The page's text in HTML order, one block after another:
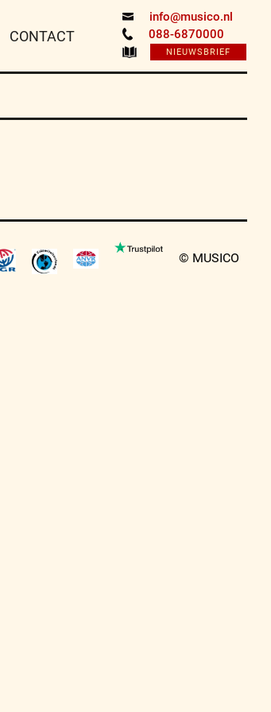
info@musico.nl
088-6870000
NIEUWSBRIEF
CONTACT
© MUSICO